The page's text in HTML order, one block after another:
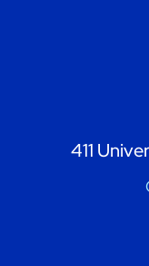
411